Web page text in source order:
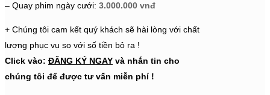
– Quay phim ngày cưới: 3.000.000 vnđ
+ Chúng tôi cam kết quý khách sẽ hài lòng với chất
lượng phục vụ so với số tiền bỏ ra !
Click vào: ĐĂNG KÝ NGAY và nhắn tin cho
chúng tôi để được tư vấn miễn phí !